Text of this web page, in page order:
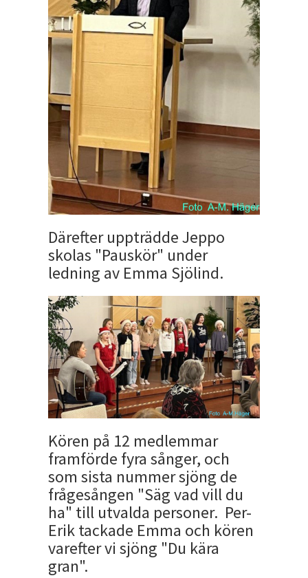
Därefter uppträdde Jeppo
skolas "Pauskör" under
ledning av Emma Sjölind.
Kören på 12 medlemmar
framförde fyra sånger, och
som sista nummer sjöng de
frågesången "Säg vad vill du
ha" till utvalda personer. Per-
Erik tackade Emma och kören
varefter vi sjöng "Du kära
gran".